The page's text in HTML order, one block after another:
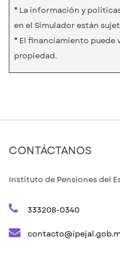
* La información y
en el Simulador están
* El financiamiento puede
propiedad.
CONTÁCTANOS
Instituto de Pensiones del
333208-0340